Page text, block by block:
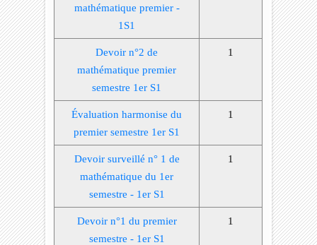
mathématique premier -
1S1
Devoir n°2 de
mathématique premier
semestre 1er S1
1
Évaluation harmonise du
premier semestre 1er S1
1
Devoir surveillé n° 1 de
mathématique du 1er
semestre - 1er S1
1
Devoir n°1 du premier
semestre - 1er S1
1